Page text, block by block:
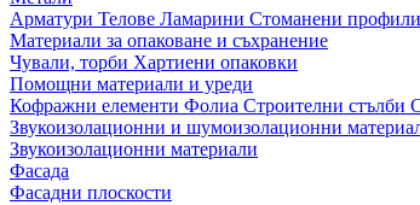
Арматури Телове Ламарини Стоманени профили
Материали за опаковане и съхранение
Чували, торби Хартиени опаковки
Помощни материали и уреди
Кофражни елементи Фолиа Строителни стълби
Звукоизолационни и шумоизолационни
Звукоизолационни материали
Фасада
Фасадни плоскости